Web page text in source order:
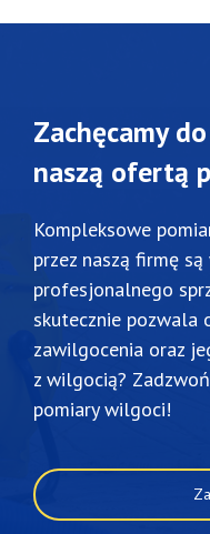
Zachęcamy
naszą ofertą
Kompleksowe
przez naszą firmę
profesjonalnego
skutecznie pozwala
zawilgocenia oraz
z wilgocią?
pomiary wilgoci!